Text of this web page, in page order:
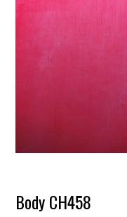
Body CH458